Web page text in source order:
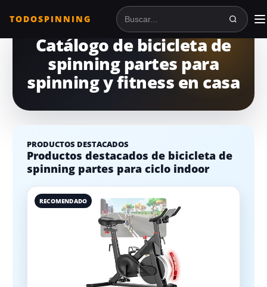
TODOSPINNING Buscar en TodoSpinning
Catálogo de bicicleta de
spinning partes para
spinning y fitness en casa
PRODUCTOS DESTACADOS
Productos destacados de bicicleta de
spinning partes para ciclo indoor
RECOMENDADO